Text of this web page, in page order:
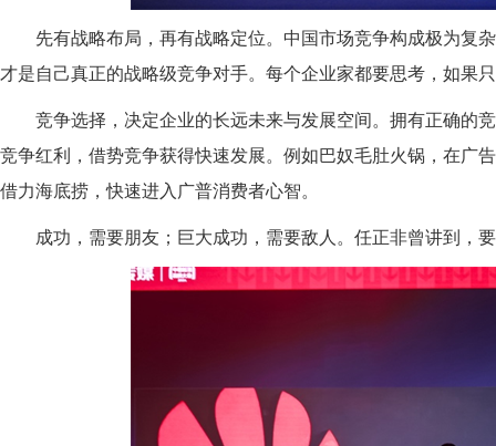
先有战略布局，再有战略定位。 中国市场竞争构成极为复杂
才是自己真正的战略级竞争对手。每个企业家都要思考， 如果
竞争选择，决定企业的长远未来与发展空间。拥有正确的
竞争红利，借势竞争获得快速发展。例如巴奴毛肚火锅，在广
借力海底捞，快速进入广普消费者心智。
成功，需要朋友；巨大成功，需要敌人。任正非曾讲到，